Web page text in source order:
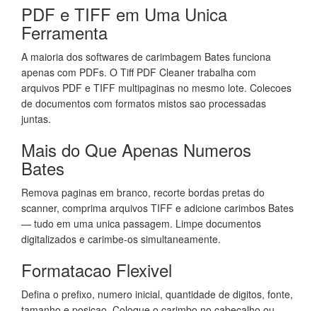
PDF e TIFF em Uma Unica
Ferramenta
A maioria dos softwares de carimbagem Bates funciona
apenas com PDFs. O Tiff PDF Cleaner trabalha com
arquivos PDF e TIFF multipaginas no mesmo lote. Colecoes
de documentos com formatos mistos sao processadas
juntas.
Mais do Que Apenas Numeros
Bates
Remova paginas em branco, recorte bordas pretas do
scanner, comprima arquivos TIFF e adicione carimbos Bates
— tudo em uma unica passagem. Limpe documentos
digitalizados e carimbe-os simultaneamente.
Formatacao Flexivel
Defina o prefixo, numero inicial, quantidade de digitos, fonte,